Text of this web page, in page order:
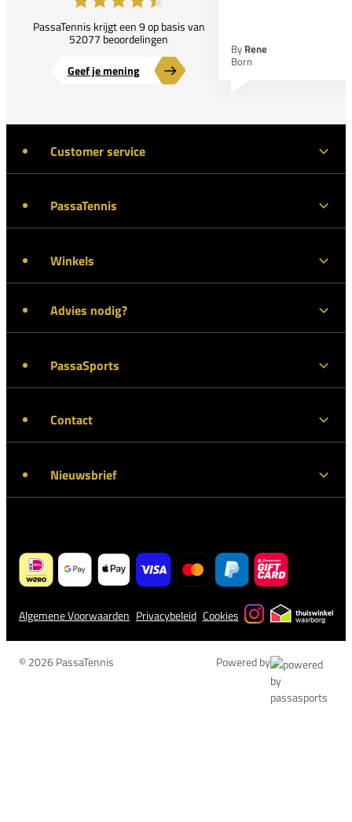
PassaTennis krijgt een 9 op basis van
52077 beoordelingen
Geef je mening
By Rene
Born
Customer service
PassaTennis
Winkels
Advies nodig?
PassaSports
Contact
Nieuwsbrief
Algemene Voorwaarden Privacybeleid Cookies
© 2026 PassaTennis Powered by